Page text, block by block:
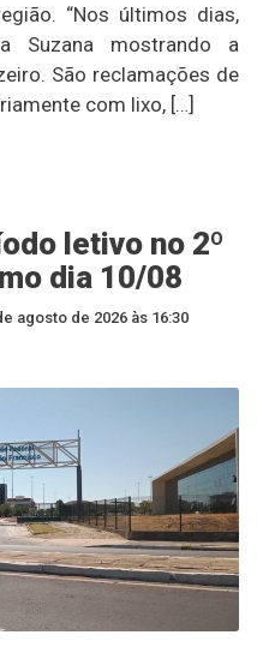
“Nos últimos dias,
Suzana mostrando a
São reclamações de
com lixo, […]
letivo no 2º
dia 10/08
agosto de 2026 às 16:30